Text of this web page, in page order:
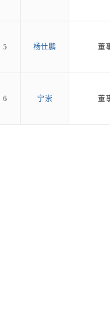
5 杨仕鹏 董
6 宁崇 董